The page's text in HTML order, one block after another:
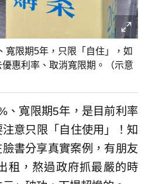
寬限期5年，只限「自住」，如
惠利率、取消寬限期。（示意
、寬限期5年，是目前利率
意只限「自住使用」！知
臉書分享真實案例，有朋友
租，熬過政府抓最嚴的時